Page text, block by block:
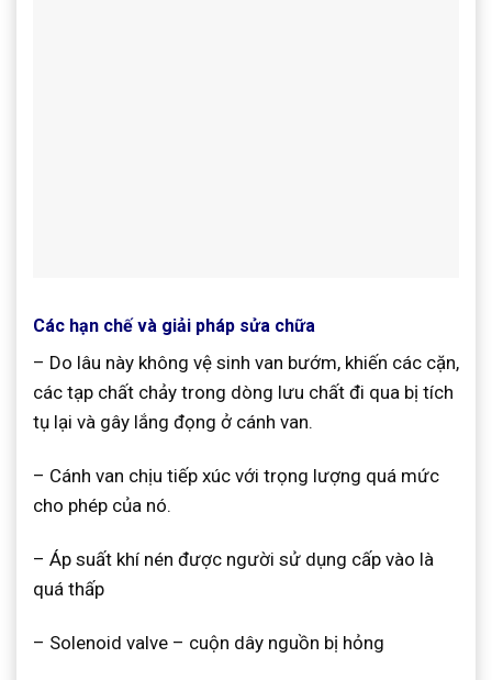
Các hạn chế và giải pháp sửa chữa
– Do lâu này không vệ sinh van bướm, khiến các cặn,
các tạp chất chảy trong dòng lưu chất đi qua bị tích
tụ lại và gây lắng đọng ở cánh van.
– Cánh van chịu tiếp xúc với trọng lượng quá mức
cho phép của nó.
– Áp suất khí nén được người sử dụng cấp vào là
quá thấp
– Solenoid valve – cuộn dây nguồn bị hỏng